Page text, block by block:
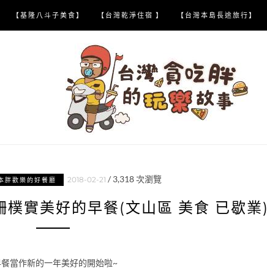
【基隆八斗子美食】 【台灣乾淨住宿 】 【台灣本島長途旅行】
胖歡樂的好餐廳 2018-02-21 / 3,318次瀏覽
樸實美好的早餐(文山區 美食 已歇業)
當作新的一年美好的開始啦~